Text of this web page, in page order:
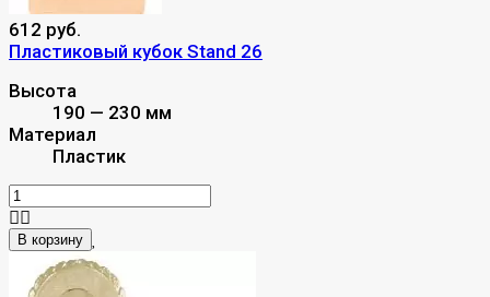
612 руб.
Пластиковый кубок Stand 26
Высота
190 — 230 мм
Материал
Пластик
В корзину